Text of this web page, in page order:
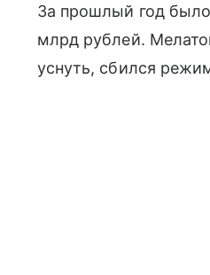
За прошлый год
млрд рублей.
уснуть, сбился